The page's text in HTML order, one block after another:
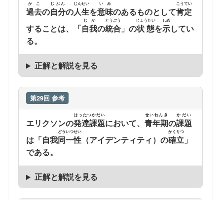
過去
かこ
の自分
じぶん
の人生
じんせい
を意味
いみ
のあるものとして肯定
こうてい
することは、「自我
じが
の統合
とうごう
」の状態
じょうたい
を示
しめ
してい
る。
正解と解説を見る
第29回 参考
エリクソンの発達課題
はったつかだい
において、 青年期
せいねんき
の課題
かだい
は「自我同一性
どういつせい
（アイデンティティ）の確立
かくりつ
」
である。
正解と解説を見る